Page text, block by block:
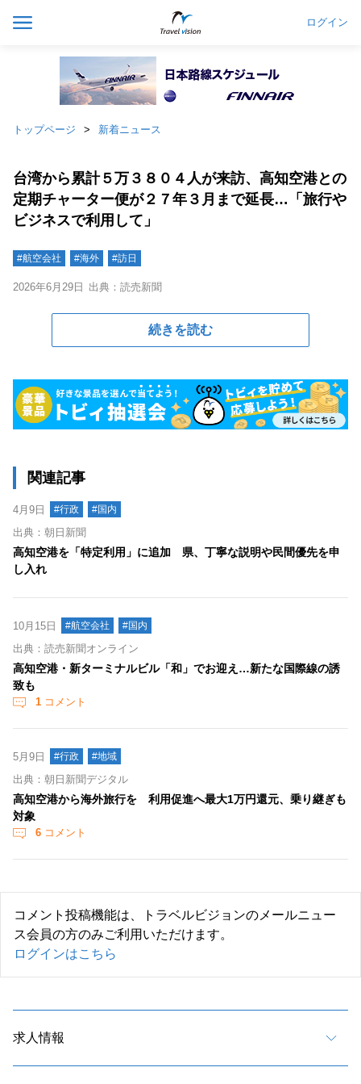
ログイン
トップページ 新着ニュース
台湾から累計５万３８０４人が来訪、高知空港との
定期チャーター便が２７年３月まで延長…「旅行や
ビジネスで利用して」
#航空会社 #海外 #訪日
2026年6月29日 出典：読売新聞
続きを読む
関連記事
4月9日 #行政 #国内
出典：朝日新聞
高知空港を「特定利用」に追加 県、丁寧な説明や民間優先を申
し入れ
10月15日 #航空会社 #国内
出典：読売新聞オンライン
高知空港・新ターミナルビル「和」でお迎え…新たな国際線の誘
致も
1 コメント
5月9日 #行政 #地域
出典：朝日新聞デジタル
高知空港から海外旅行を 利用促進へ最大1万円還元、乗り継ぎも
対象
6 コメント
コメント投稿機能は、トラベルビジョンのメールニュー
ス会員の方のみご利用いただけます。
ログインはこちら
求人情報